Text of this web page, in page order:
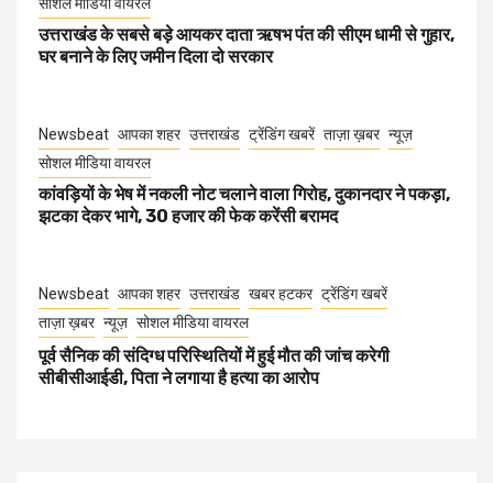
सोशल मीडिया वायरल
उत्तराखंड के सबसे बड़े आयकर दाता ऋषभ पंत की सीएम धामी से गुहार,
घर बनाने के लिए जमीन दिला दो सरकार
Newsbeat आपका शहर उत्तराखंड ट्रेंडिंग खबरें ताज़ा ख़बर न्यूज़
सोशल मीडिया वायरल
कांवड़ियों के भेष में नकली नोट चलाने वाला गिरोह, दुकानदार ने पकड़ा,
झटका देकर भागे, 30 हजार की फेक करेंसी बरामद
Newsbeat आपका शहर उत्तराखंड खबर हटकर ट्रेंडिंग खबरें
ताज़ा ख़बर न्यूज़ सोशल मीडिया वायरल
पूर्व सैनिक की संदिग्ध परिस्थितियों में हुई मौत की जांच करेगी
सीबीसीआईडी, पिता ने लगाया है हत्या का आरोप